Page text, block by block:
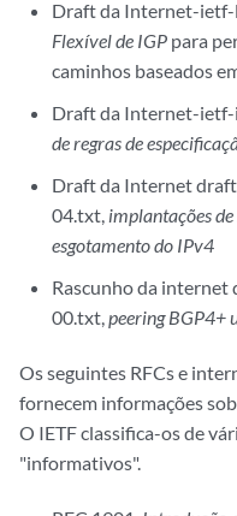
Draft da Internet-
Flexível de IGP para
caminhos baseados
Draft da Internet-
de regras de
Draft da Internet
04.txt, implantações
esgotamento do IPv4
Rascunho da
00.txt,peering BGP4+
Os seguintes RFCs e
fornecem informações
O IETF classifica-os de
"informativos".